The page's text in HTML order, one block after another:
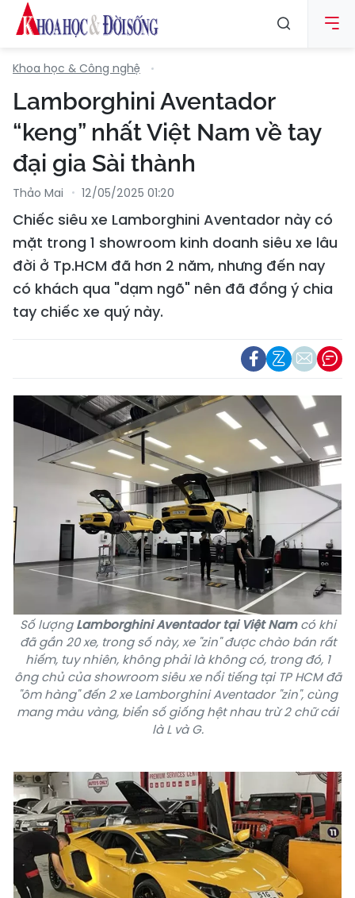
Khoa học & Công nghệ
Lamborghini Aventador
“keng” nhất Việt Nam về tay
đại gia Sài thành
Thảo Mai 12/05/2025 01:20
Chiếc siêu xe Lamborghini Aventador này có
mặt trong 1 showroom kinh doanh siêu xe lâu
đời ở Tp.HCM đã hơn 2 năm, nhưng đến nay
có khách qua "dạm ngõ" nên đã đồng ý chia
tay chiếc xe quý này.
Số lượngLamborghini Aventador tại Việt Namcó khi
đã gần 20 xe, trong số này, xe "zin" được chào bán rất
hiếm, tuy nhiên, không phải là không có, trong đó, 1
ông chủ của showroom siêu xe nổi tiếng tại TP HCM đã
"ôm hàng" đến 2 xe Lamborghini Aventador "zin", cùng
mang màu vàng, biển số giống hệt nhau trừ 2 chữ cái
là L và G.